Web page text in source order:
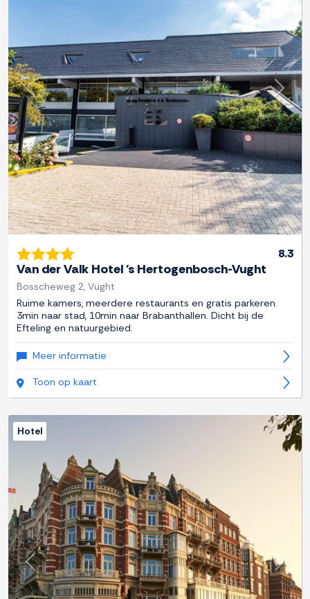
Previous Next
8.3
Van der Valk Hotel 's Hertogenbosch-Vught
Bosscheweg 2, Vught
Ruime kamers, meerdere restaurants en gratis parkeren.
3min naar stad, 10min naar Brabanthallen. Dicht bij de
Efteling en natuurgebied.
Meer informatie
Toon op kaart
Previous Next
Hotel